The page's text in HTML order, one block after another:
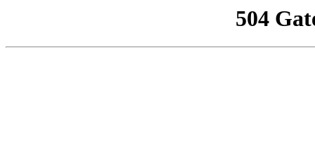
504